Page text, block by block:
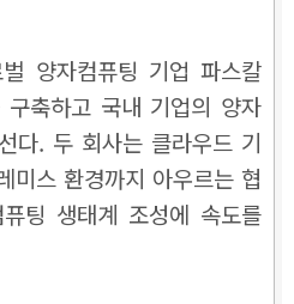
양자컴퓨팅 기업 파스칼
축하고 국내 기업의 양자
다. 두 회사는 클라우드 기
미스 환경까지 아우르는 협
팅 생태계 조성에 속도를